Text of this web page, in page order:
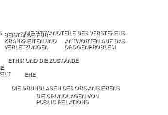
DIE BESTANDTEILE DES VERSTEHENS
BEISTÄNDE FÜR
KRANKHEITEN UND
VERLETZUNGEN
ANTWORTEN AUF DAS
DROGENPROBLEM
ETHIK UND DIE ZUSTÄNDE
EHE
DIE GRUNDLAGEN DES ORGANISIERENS
DIE GRUNDLAGEN VON
PUBLIC RELATIONS